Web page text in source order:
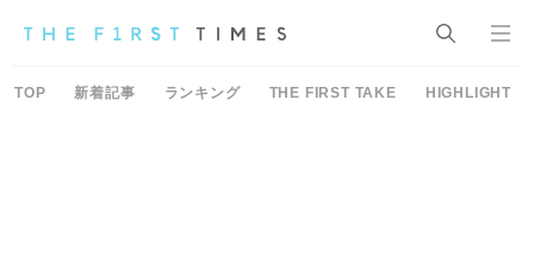
TOP 新着記事 ランキング THE FIRST TAKE HIGHLIGHT